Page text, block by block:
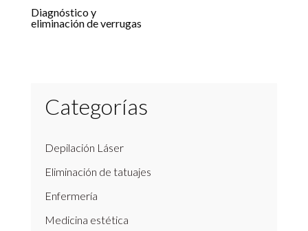
Categorías
Depilación Láser
Eliminación de tatuajes
Enfermería
Medicina estética
Diagnóstico y
eliminación de verrugas